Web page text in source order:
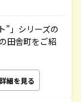
”」シリーズの
田舎町をご紹
詳細を見る